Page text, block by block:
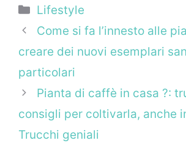
Categorie
Lifestyle
Come si fa l’innesto alle
creare dei nuovi esemplari
particolari
Pianta di caffè in casa ?:
consigli per coltivarla, anche
Trucchi geniali